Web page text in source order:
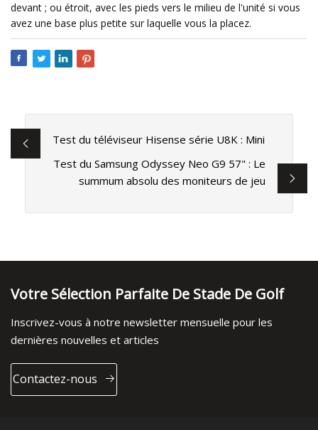
devant ; ou étroit, avec les pieds vers le milieu de l'unité si vous
avez une base plus petite sur laquelle vous la placez.
Test du téléviseur Hisense série U8K : Mini
Test du Samsung Odyssey Neo G9 57" : Le
summum absolu des moniteurs de jeu
Votre Sélection Parfaite De Stade De Golf
Inscrivez-vous à notre newsletter mensuelle pour les
dernières nouvelles et articles
Contactez-nous